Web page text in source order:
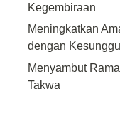
Kegembiraan
Meningkatkan
dengan
Menyambut
Takwa